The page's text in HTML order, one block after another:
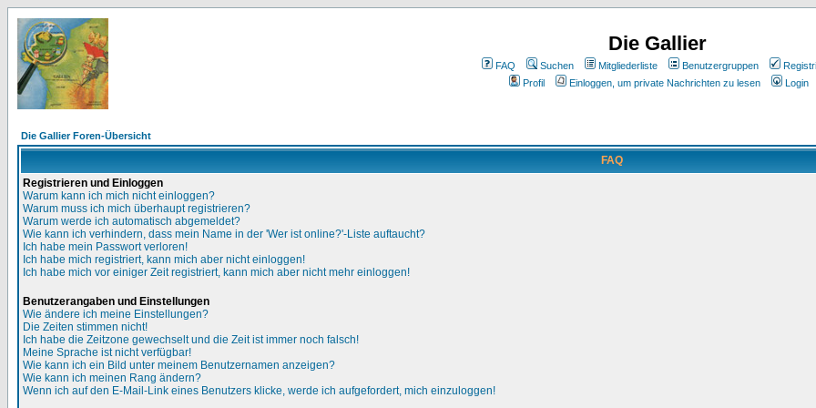
Die Gallier
FAQ Suchen Mitgliederliste Benutzergruppen
Profil
Einloggen, um private Nachrichten zu lesen Login
Die Gallier Foren-Übersicht
FAQ
Registrieren und Einloggen
Warum kann ich mich nicht einloggen?
Warum muss ich mich überhaupt registrieren?
Warum werde ich automatisch abgemeldet?
Wie kann ich verhindern, dass mein Name in der 'Wer ist online?'-Liste auftaucht?
Ich habe mein Passwort verloren!
Ich habe mich registriert, kann mich aber nicht einloggen!
Ich habe mich vor einiger Zeit registriert, kann mich aber nicht mehr einloggen!
Benutzerangaben und Einstellungen
Wie ändere ich meine Einstellungen?
Die Zeiten stimmen nicht!
Ich habe die Zeitzone gewechselt und die Zeit ist immer noch falsch!
Meine Sprache ist nicht verfügbar!
Wie kann ich ein Bild unter meinem Benutzernamen anzeigen?
Wie kann ich meinen Rang ändern?
Wenn ich auf den E-Mail-Link eines Benutzers klicke, werde ich aufgefordert, mich einzuloggen!